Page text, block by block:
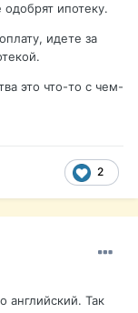
ипотеку.
идете за
это что-то с чем-
2
английский. Так